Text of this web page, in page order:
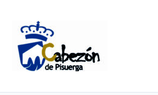
contenido